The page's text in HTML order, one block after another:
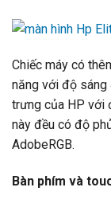
Chiếc máy có
năng với độ sáng
trưng của HP với
này đều có độ
AdobeRGB.
Bàn phím và